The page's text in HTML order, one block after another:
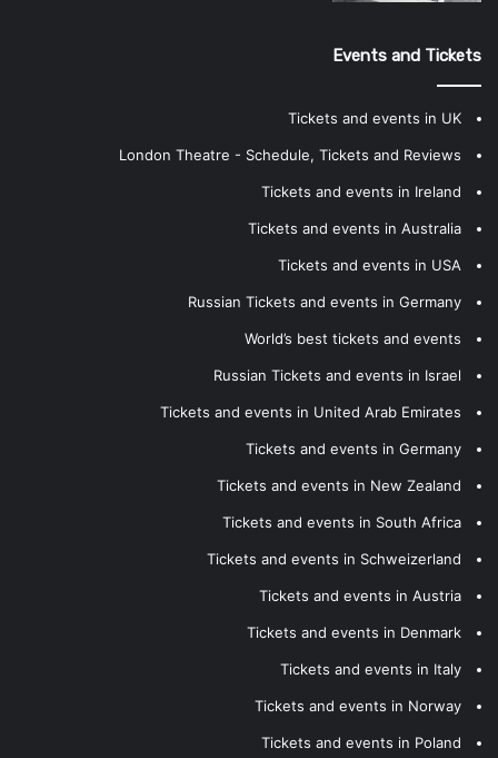
Events and Tickets
Tickets and events in UK
London Theatre - Schedule, Tickets and Reviews
Tickets and events in Ireland
Tickets and events in Australia
Tickets and events in USA
Russian Tickets and events in Germany
World’s best tickets and events
Russian Tickets and events in Israel
Tickets and events in United Arab Emirates
Tickets and events in Germany
Tickets and events in New Zealand
Tickets and events in South Africa
Tickets and events in Schweizerland
Tickets and events in Austria
Tickets and events in Denmark
Tickets and events in Italy
Tickets and events in Norway
Tickets and events in Poland